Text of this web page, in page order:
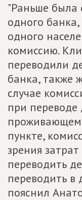
"Раньше была
одного
одного
комиссию.
переводили
банка, также
случае
при переводе
пункте,
зрения
переводить
переводить в
пояснил